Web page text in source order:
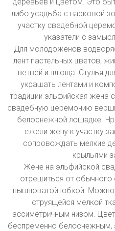
либо усадьба с парковой
участку свадебной
указатели с
Для молодоженов
лент пастельных цветов,
ветвей и плюща. Стулья
украшать лентами и
традиции эльфийская жена
свадебную церемонию
белоснежной лошадке.
ежели жену к участку
сопровождать мелкие
крыльями
Жене на эльфийской
отрешиться от обычного
пышноватой юбкой.
струящейся мелкой
ассиметричным низом.
беспременно белоснежным,